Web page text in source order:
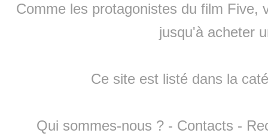
Comme les protagonistes du film Five,
jusqu'à acheter
Ce site est listé dans la
Qui sommes-nous ? - Contacts -